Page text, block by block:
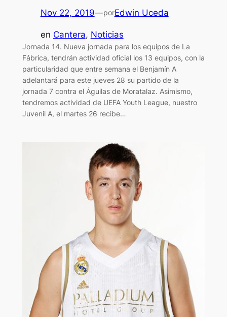
Nov 22, 2019—porEdwin Uceda
en Cantera, Noticias
Jornada 14. Nueva jornada para los equipos de La
Fábrica, tendrán actividad oficial los 13 equipos, con la
particularidad que entre semana el Benjamín A
adelantará para este jueves 28 su partido de la
jornada 7 contra el Águilas de Moratalaz. Asimismo,
tendremos actividad de UEFA Youth League, nuestro
Juvenil A, el martes 26 recibe…